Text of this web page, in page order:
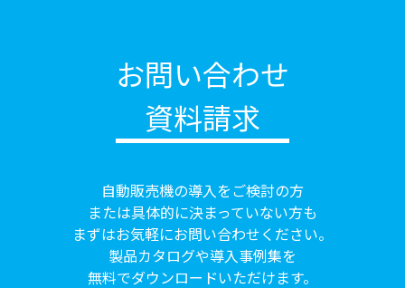
お問い合わせ
資料請求
自動販売機の導入をご検討の方
または具体的に決まっていない方も
まずはお気軽にお問い合わせください。
製品カタログや導入事例集を
無料でダウンロードいただけます。